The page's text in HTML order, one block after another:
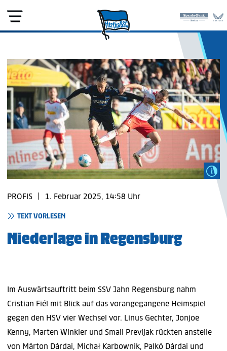
PROFIS 1. Februar 2025, 14:58 Uhr
TEXT VORLESEN
Niederlage in Regensburg
Im Auswärtsauftritt beim SSV Jahn Regensburg nahm
Cristian Fiél mit Blick auf das vorangegangene Heimspiel
gegen den HSV vier Wechsel vor. Linus Gechter, Jonjoe
Kenny, Marten Winkler und Smail Prevljak rückten anstelle
von Márton Dárdai, Michał Karbownik, Palkó Dárdai und